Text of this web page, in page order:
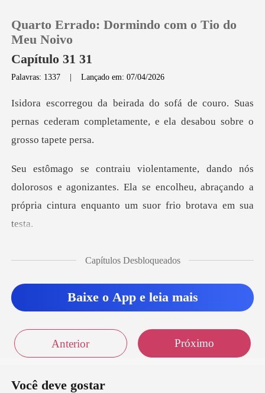
Loja
Sair
Quarto Errado: Dormindo com o Tio do
Meu Noivo
Capítulo 31 31
Palavras: 1337 |Lançado em: 07/04/2026
couro. Suas
pernas cederam completamente,
rosos e agonizantes. Ela se encolheu, abraçando a
próp
Capítulos Desbloqueados
Baixe o App e leia mais
Anterior Próximo
Você deve gostar